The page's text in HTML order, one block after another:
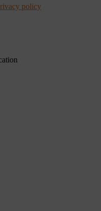
policy